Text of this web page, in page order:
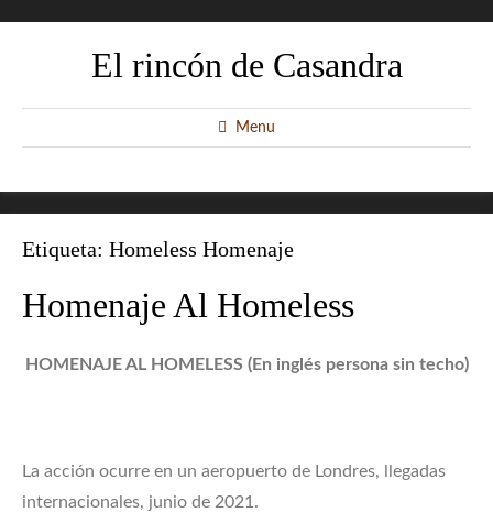
El rincón de Casandra
Menu
Etiqueta: Homeless Homenaje
Homenaje Al Homeless
HOMENAJE AL HOMELESS (En inglés persona sin techo)
La acción ocurre en un aeropuerto de Londres, llegadas
internacionales, junio de 2021.